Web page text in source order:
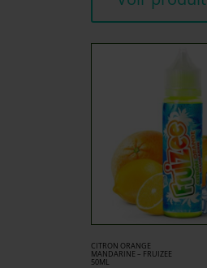
CITRON ORANGE
MANDARINE – FRUIZEE
50ML